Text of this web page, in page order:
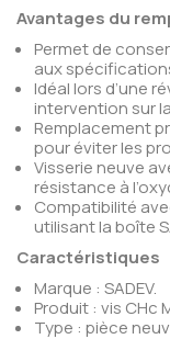
Avantages du
Permet de
aux
Idéal lors d’une
intervention sur
Remplacement
pour éviter les
Visserie neuve
résistance à
Compatibilité
utilisant la boîte
Caractéristiques
Marque : SADEV.
Produit : vis CHc
Type : pièce